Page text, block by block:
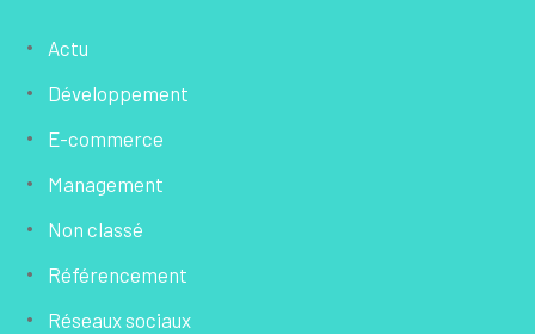
Actu
Développement
E-commerce
Management
Non classé
Référencement
Réseaux sociaux